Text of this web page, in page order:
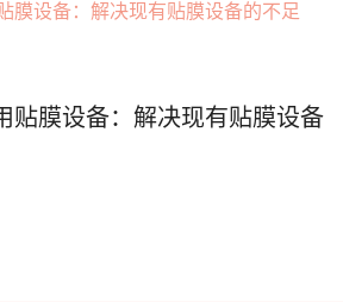
贴膜设备：解决现有贴膜设备